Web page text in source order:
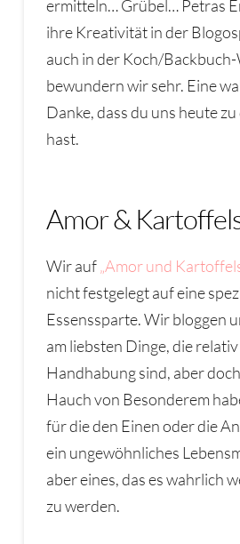
ermitteln… Grübel… Petras
ihre Kreativität in der
auch in der Koch/
bewundern wir sehr. Eine
Danke, dass du uns heute
hast.
Amor &
Wir auf„Amor und
nicht festgelegt auf eine
Essenssparte. Wir bloggen
am liebsten Dinge, die
Handhabung sind, aber
Hauch von Besonderem
für die den Einen oder die
ein ungewöhnliches
aber eines, das es wahrlich
zu werden.